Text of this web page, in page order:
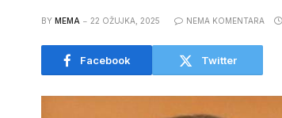
BY MEMA 22 OŽUJKA, 2025 NEMA KOMENTARA
Facebook Twitter